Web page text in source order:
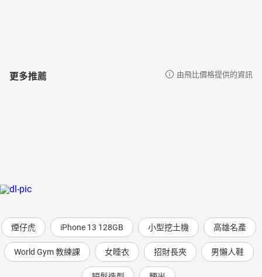
更多推薦 由飛比價格提供的資訊
煙仔虎 iPhone 13 128GB 小型挖土機 高雄名產
World Gym 教練課 女睡衣 招財長夾 男懶人鞋